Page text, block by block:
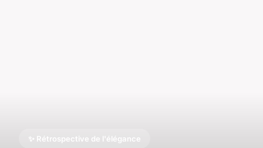
✨ Rétrospective de l'élégance